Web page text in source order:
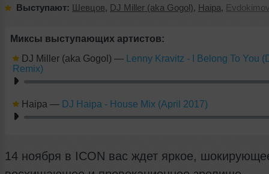
Выступают: Шевцов, DJ Miller (aka Gogol), Haipa,
Миксы выступающих артистов:
DJ Miller (aka Gogol) —
Lenny Kravitz - I Belong To You
Remix)
Haipa — DJ Haipa - House Mix (April 2017)
14 ноября в ICON вас ждет яркое,